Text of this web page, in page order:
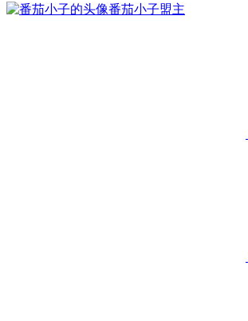
番茄小子盟主